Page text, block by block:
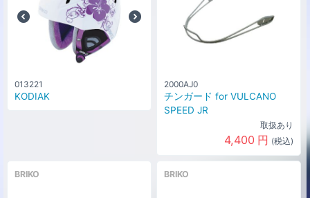
013221
KODIAK
2000AJ0
チンガード for VULCANO
SPEED JR
取扱あり
4,400 円 (税込)
BRIKO BRIKO